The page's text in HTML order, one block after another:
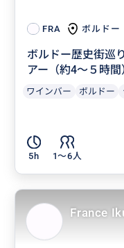
FRA ボルドー
ボルドー歴史街巡
アー（約4〜５時間
ワインバー ボルドー
5h 1〜6人
France